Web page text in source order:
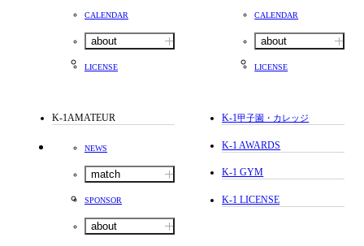
CALENDAR
about
LICENSE
CALENDAR
about
LICENSE
K-1AMATEUR
NEWS
match
SPONSOR
about
K-1甲子園・カレッジ
K-1 AWARDS
K-1 GYM
K-1 LICENSE